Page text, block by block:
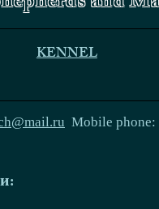
KENNEL
Mobile